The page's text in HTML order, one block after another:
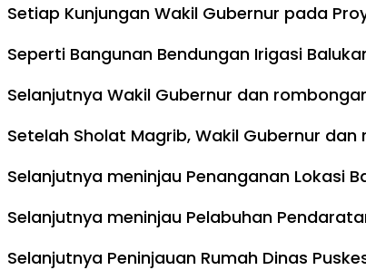
Setiap Kunjungan Wakil Gubernur pada
Seperti Bangunan Bendungan Irigasi
Selanjutnya Wakil Gubernur dan
Setelah Sholat Magrib, Wakil Gubernur
Selanjutnya meninjau Penanganan Lokasi
Selanjutnya meninjau Pelabuhan
Selanjutnya Peninjauan Rumah Dinas